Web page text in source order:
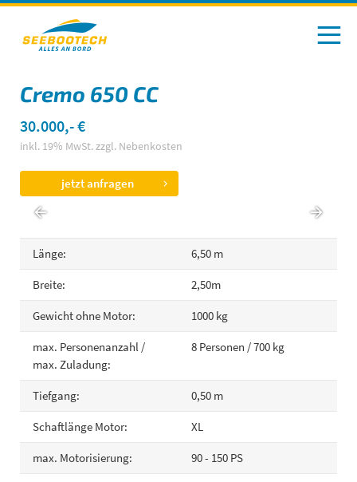
Cremo 650 CC
30.000,- €
inkl. 19% MwSt. zzgl. Nebenkosten
jetzt anfragen
Länge: 6,50 m
Breite: 2,50m
Gewicht ohne Motor: 1000 kg
max. Personenanzahl /
max. Zuladung:
8 Personen / 700 kg
Tiefgang: 0,50 m
Schaftlänge Motor: XL
max. Motorisierung: 90 - 150 PS